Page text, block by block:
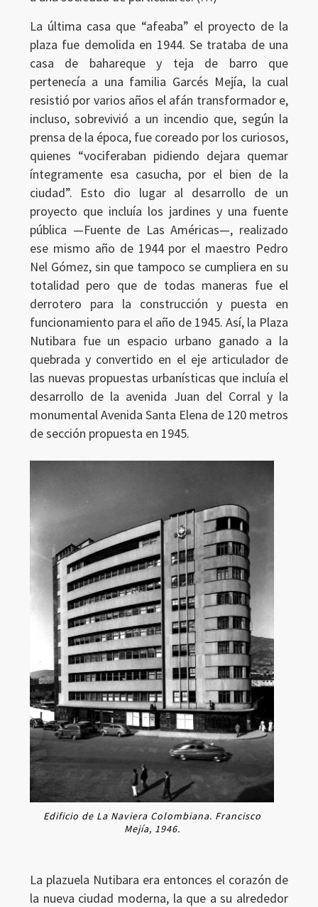
La última casa que “afeaba” el proyecto de la
plaza fue demolida en 1944. Se trataba de una
casa de bahareque y teja de barro que
pertenecía a una familia Garcés Mejía, la cual
resistió por varios años el afán transformador e,
incluso, sobrevivió a un incendio que, según la
prensa de la época, fue coreado por los curiosos,
quienes “vociferaban pidiendo dejara quemar
íntegramente esa casucha, por el bien de la
ciudad”. Esto dio lugar al desarrollo de un
proyecto que incluía los jardines y una fuente
pública —Fuente de Las Américas—, realizado
ese mismo año de 1944 por el maestro Pedro
Nel Gómez, sin que tampoco se cumpliera en su
totalidad pero que de todas maneras fue el
derrotero para la construcción y puesta en
funcionamiento para el año de 1945. Así, la Plaza
Nutibara fue un espacio urbano ganado a la
quebrada y convertido en el eje articulador de
las nuevas propuestas urbanísticas que incluía el
desarrollo de la avenida Juan del Corral y la
monumental Avenida Santa Elena de 120 metros
de sección propuesta en 1945.
Edificio de La Naviera Colombiana. Francisco
Mejía, 1946.
La plazuela Nutibara era entonces el corazón de
la nueva ciudad moderna, la que a su alrededor